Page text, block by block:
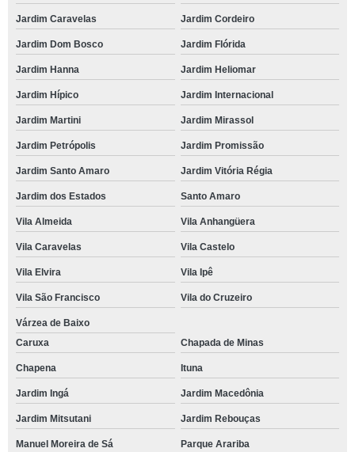
Jardim Caravelas Jardim Cordeiro
Jardim Dom Bosco Jardim Flórida
Jardim Hanna Jardim Heliomar
Jardim Hípico Jardim Internacional
Jardim Martini Jardim Mirassol
Jardim Petrópolis Jardim Promissão
Jardim Santo Amaro Jardim Vitória Régia
Jardim dos Estados Santo Amaro
Vila Almeida Vila Anhangüera
Vila Caravelas Vila Castelo
Vila Elvira Vila Ipê
Vila São Francisco Vila do Cruzeiro
Várzea de Baixo
Caruxa
Chapada de Minas
Chapena Ituna
Jardim Ingá Jardim Macedônia
Jardim Mitsutani Jardim Rebouças
Manuel Moreira de Sá Parque Arariba